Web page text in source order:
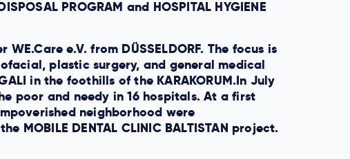
PROGRAM and HOSPITAL HYGIENE
e.V. from DÜSSELDORF. The focus is
plastic surgery, and general medical
in the foothills of the KARAKORUM.In July
poor and needy in 16 hospitals. At a first
neighborhood were
DENTAL CLINIC BALTISTAN project.